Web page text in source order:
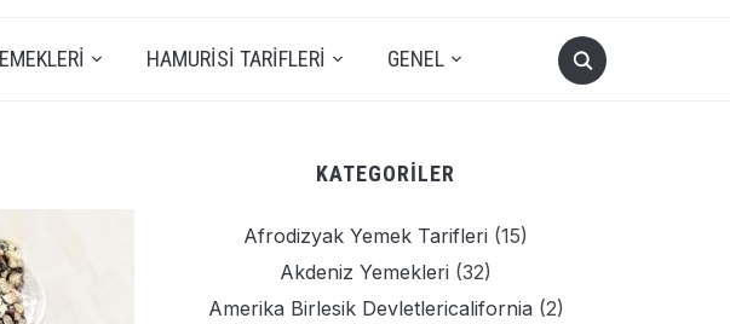
HAMURISI TARIFLERI GENEL
KATEGORILER
Afrodizyak Yemek Tarifleri (15)
Akdeniz Yemekleri (32)
Amerika Birlesik Devletlericalifornia (2)